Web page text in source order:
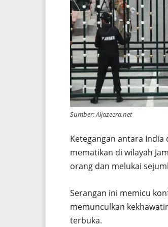
Sumber: Aljazeera.net
Ketegangan antara
mematikan di wilayah
orang dan melukai
Serangan ini memicu
memunculkan
terbuka.